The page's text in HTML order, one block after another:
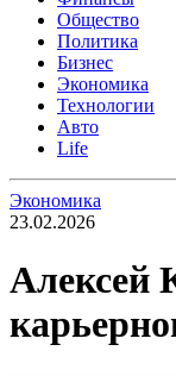
Общество
Политика
Бизнес
Экономика
Технологии
Авто
Life
Экономика
23.02.2026
Алексей